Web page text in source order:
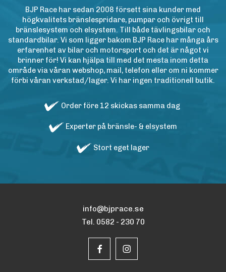
BJP Race har sedan 2008 försett sina kunder med
högkvalitets bränslespridare, pumpar och övrigt till
bränslesystem och elsystem. Till både tävlingsbilar och
standardbilar. Vi som ligger bakom BJP Race har många års
erfarenhet av bilar och motorsport och det är något vi
brinner för! Vi kan hjälpa till med det mesta inom detta
område via våran webshop, mail, telefon eller om ni kommer
förbi våran verkstad/lager. Vi har ingen traditionell butik.
Order före 12 skickas samma dag
Experter på bränsle- & elsystem
Stort eget lager
info@bjprace.se
Tel. 0582 - 230 70